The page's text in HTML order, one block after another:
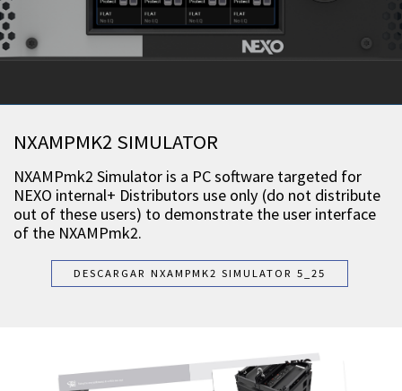
NXAMPMK2 SIMULATOR
NXAMPmk2 Simulator is a PC software targeted for
NEXO internal+ Distributors use only (do not distribute
out of these users) to demonstrate the user interface
of the NXAMPmk2.
DESCARGAR NXAMPMK2 SIMULATOR 5_25